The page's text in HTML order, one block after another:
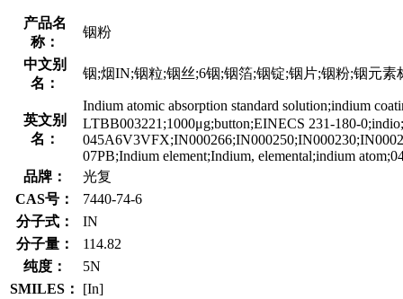
产品名
称：
铟粉
中文别
名：
铟;烟IN;铟粒;铟丝;6铟;铟箔;铟锭;铟片;铟粉;铟元素
英文别
名：
Indium atomic absorption standard solution;indium
LTBB003221;1000μg;button;EINECS 231-180-
07PB;Indium element;Indium, elemental;indium
品牌：
光复
CAS号：
7440-74-6
分子式：
IN
分子量：
114.82
纯度：
5N
SMILES：
[In]